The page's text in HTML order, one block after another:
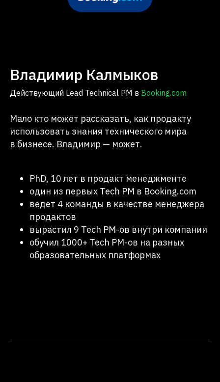
Владимир Калмыков
Действующий Lead Technical PM в Booking.com
Мало кто может рассказать, как продакту
использовать знания технического мира
в бизнесе. Владимир — может.
PhD, 10 лет в продакт менеджменте
один из первых Tech PM в Booking.com
ведет 4 команды в качестве менеджера
продактов
вырастил 9 Tech PM-ов внутри компании
обучил 1000+ Tech PM-ов на разных
образовательных платформах